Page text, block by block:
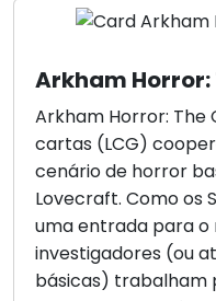
Arkham Horror:
Arkham Horror: The
cartas (LCG)
cenário de horror
Lovecraft. Como os
uma entrada para o
investigadores (ou
básicas) trabalham